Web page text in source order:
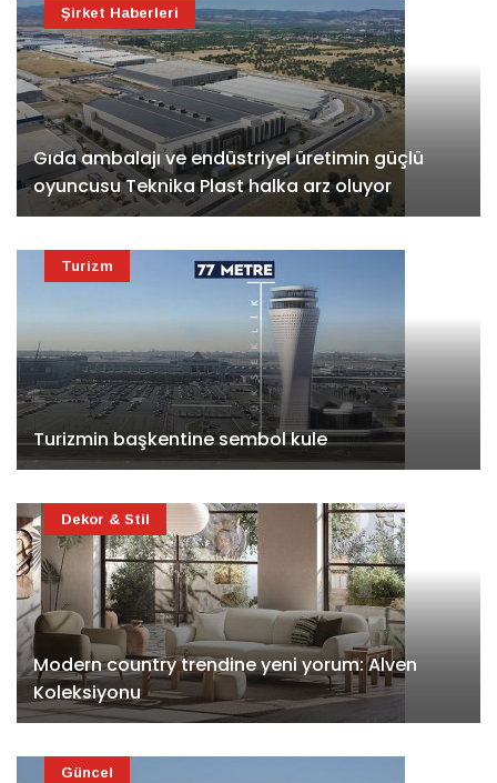
Gıda ambalajı ve endüstriyel üretimin güçlü
oyuncusu Teknika Plast halka arz oluyor
Şirket Haberleri
Turizmin başkentine sembol kule
Turizm
Modern country trendine yeni yorum: Alven
Koleksiyonu
Dekor & Stil
Güncel